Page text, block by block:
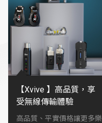
【Xvive 】高品質，享
受無線傳輸體驗
高品質、平實價格讓更多樂